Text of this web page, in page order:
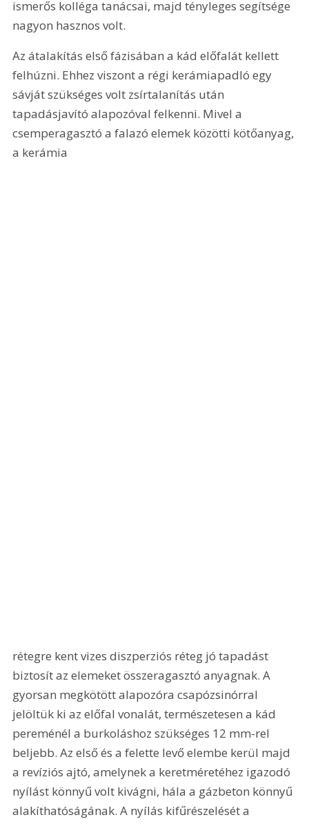
ismerős kolléga tanácsai, majd tényleges segítsége
nagyon hasznos volt.
Az átalakítás első fázisában a kád előfalát kellett
felhúzni. Ehhez viszont a régi kerámiapadló egy
sávját szükséges volt zsírtalanítás után
tapadásjavító alapozóval felkenni. Mivel a
csemperagasztó a falazó elemek közötti kötőanyag,
a kerámia
rétegre kent vizes diszperziós réteg jó tapadást
biztosít az elemeket összeragasztó anyagnak. A
gyorsan megkötött alapozóra csapózsinórral
jelöltük ki az előfal vonalát, természetesen a kád
pereménél a burkoláshoz szükséges 12 mm-rel
beljebb. Az első és a felette levő elembe kerül majd
a revíziós ajtó, amelynek a keretméretéhez igazodó
nyílást könnyű volt kivágni, hála a gázbeton könnyű
alakíthatóságának. A nyílás kifűrészelését a